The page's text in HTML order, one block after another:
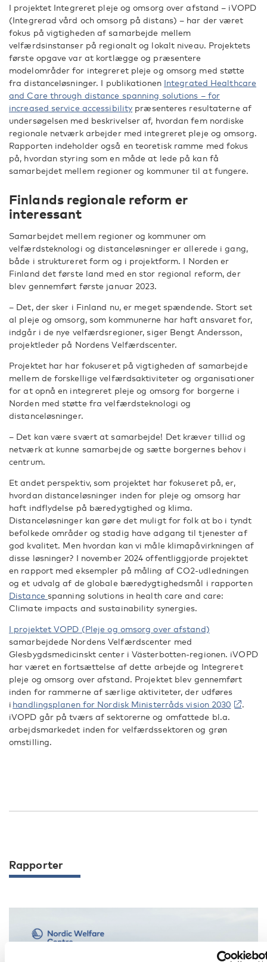
I projektet Integreret pleje og omsorg over afstand – iVOPD
(Integrerad vård och omsorg på distans) – har der været
fokus på vigtigheden af samarbejde mellem
velfærdsinstanser på regionalt og lokalt niveau. Projektets
første opgave var at kortlægge og præsentere
modelområder for integreret pleje og omsorg med støtte
fra distanceløsninger. I publikationen Integrated Healthcare
and Care through distance spanning solutions – for
increased service accessibility præsenteres resultaterne af
undersøgelsen med beskrivelser af, hvordan fem nordiske
regionale netværk arbejder med integreret pleje og omsorg.
Rapporten indeholder også en teoretisk ramme med fokus
på, hvordan styring som en måde at lede på kan få
samarbejdet mellem regioner og kommuner til at fungere.
Finlands regionale reform er
interessant
Samarbejdet mellem regioner og kommuner om
velfærdsteknologi og distanceløsninger er allerede i gang,
både i struktureret form og i projektform. I Norden er
Finland det første land med en stor regional reform, der
blev gennemført første januar 2023.
– Det, der sker i Finland nu, er meget spændende. Stort set
al pleje og omsorg, som kommunerne har haft ansvaret for,
indgår i de nye velfærdsregioner, siger Bengt Andersson,
projektleder på Nordens Velfærdscenter.
Projektet har har fokuseretpå vigtigheden af samarbejde
mellem de forskellige velfærdsaktiviteter og organisationer
for at opnå en integreret pleje og omsorg for borgerne i
Norden med støtte fra velfærdsteknologi og
distanceløsninger.
– Det kan være svært at samarbejde! Det kræver tillid og
netværk at kunne samarbejde og sætte borgernes behov i
centrum.
Et andet perspektiv, som projektet har fokuseret på, er,
hvordan distanceløsninger inden for pleje og omsorg har
haft indflydelse på bæredygtighed og klima.
Distanceløsninger kan gøre det muligt for folk at bo i tyndt
befolkede områder og stadig have adgang til tjenester af
god kvalitet. Men hvordan kan vi måle klimapåvirkningen af
disse løsninger? I november 2024 offentliggjorde projektet
en rapport med eksempler på måling af CO2-udledningen
og et udvalg af de globale bæredygtighedsmål i rapporten
Distance spanning solutions in health care and care:
Climate impacts and sustainability synergies.
I projektet VOPD (Pleje og omsorg over afstand)
samarbejdede Nordens Velfærdscenter med
Glesbygdsmedicinskt center i Västerbotten-regionen. iVOPD
har været en fortsættelse af dette arbejde og Integreret
pleje og omsorg over afstand. Projektet blev gennemført
inden for rammerne af særlige aktiviteter, der udføres
i handlingsplanen for Nordisk Ministerråds vision 2030
.
iVOPD går på tværs af sektorerne og omfattede bl.a.
arbejdsmarkedet inden for velfærdssektoren og grøn
omstilling.
Rapporter